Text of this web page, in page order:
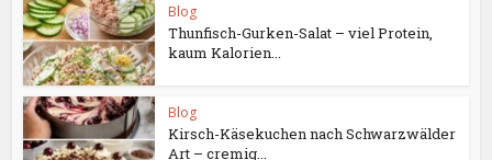
Blog
Thunfisch-Gurken-Salat – viel Protein,
kaum Kalorien...
Blog
Kirsch-Käsekuchen nach Schwarzwälder
Art – cremig...